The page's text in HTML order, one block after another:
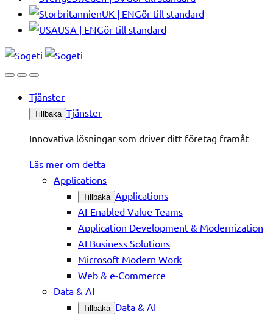
UK | ENGör till standard
USA | ENGör till standard
Tjänster
Tillbaka Tjänster
Innovativa lösningar som driver ditt företag framåt
Läs mer om detta
Applications
Tillbaka Applications
AI-Enabled Value Teams
Application Development & Modernization
AI Business Solutions
Microsoft Modern Work
Web & e-Commerce
Data & AI
Tillbaka Data & AI